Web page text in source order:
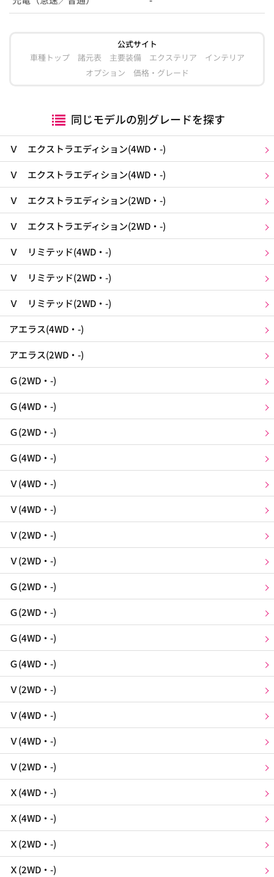
公式サイト
車種トップ
諸元表 主要装備 エクステリア
インテリア
オプション
価格・グレード
同じモデルの別グレードを探す
Ｖ エクストラエディション(4WD・-)
Ｖ エクストラエディション(4WD・-)
Ｖ エクストラエディション(2WD・-)
Ｖ エクストラエディション(2WD・-)
Ｖ リミテッド(4WD・-)
Ｖ リミテッド(2WD・-)
Ｖ リミテッド(2WD・-)
アエラス(4WD・-)
アエラス(2WD・-)
Ｇ(2WD・-)
Ｇ(4WD・-)
Ｇ(2WD・-)
Ｇ(4WD・-)
Ｖ(4WD・-)
Ｖ(4WD・-)
Ｖ(2WD・-)
Ｖ(2WD・-)
Ｇ(2WD・-)
Ｇ(2WD・-)
Ｇ(4WD・-)
Ｇ(4WD・-)
Ｖ(2WD・-)
Ｖ(4WD・-)
Ｖ(4WD・-)
Ｖ(2WD・-)
Ｘ(4WD・-)
Ｘ(4WD・-)
Ｘ(2WD・-)
Ｘ(2WD・-)